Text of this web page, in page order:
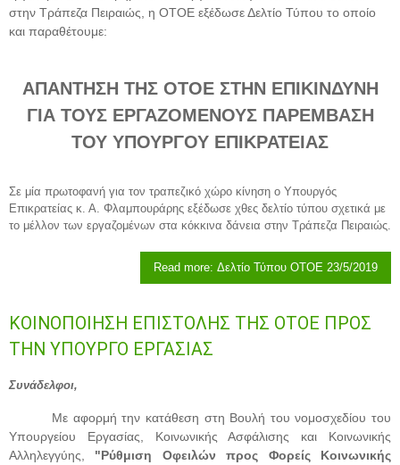
στην Τράπεζα Πειραιώς, η ΟΤΟΕ εξέδωσε Δελτίο Τύπου το οποίο
και παραθέτουμε:
ΑΠΑΝΤΗΣΗ ΤΗΣ ΟΤΟΕ ΣΤΗΝ ΕΠΙΚΙΝΔΥΝΗ
ΓΙΑ ΤΟΥΣ ΕΡΓΑΖΟΜΕΝΟΥΣ ΠΑΡΕΜΒΑΣΗ
ΤΟΥ ΥΠΟΥΡΓΟΥ ΕΠΙΚΡΑΤΕΙΑΣ
Σε μία πρωτοφανή για τον τραπεζικό χώρο κίνηση ο Υπουργός
Επικρατείας κ. Α. Φλαμπουράρης εξέδωσε χθες δελτίο τύπου σχετικά με
το μέλλον των εργαζομένων στα κόκκινα δάνεια στην Τράπεζα Πειραιώς.
Read more: Δελτίο Τύπου ΟΤΟΕ 23/5/2019
ΚΟΙΝΟΠΟΙΗΣΗ ΕΠΙΣΤΟΛΗΣ ΤΗΣ ΟΤΟΕ ΠΡΟΣ
ΤΗΝ ΥΠΟΥΡΓΟ ΕΡΓΑΣΙΑΣ
Συνάδελφοι,
Με αφορμή την κατάθεση στη Βουλή του νομοσχεδίου του
Υπουργείου Εργασίας, Κοινωνικής Ασφάλισης και Κοινωνικής
Αλληλεγγύης, "Ρύθμιση Οφειλών προς Φορείς Κοινωνικής